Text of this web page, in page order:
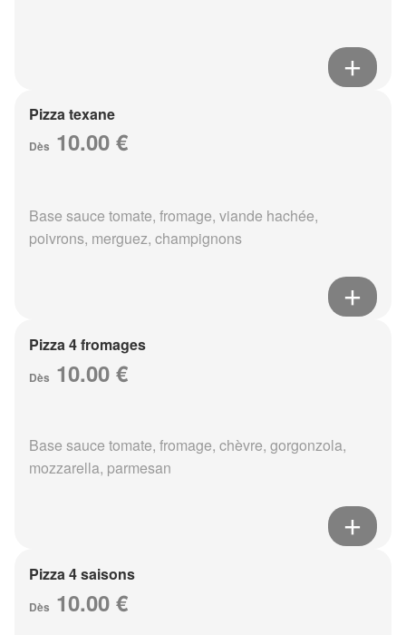
Pizza texane
Dès 10.00 €
Base sauce tomate, fromage, viande hachée,
poivrons, merguez, champignons
Pizza 4 fromages
Dès 10.00 €
Base sauce tomate, fromage, chèvre, gorgonzola,
mozzarella, parmesan
Pizza 4 saisons
Dès 10.00 €